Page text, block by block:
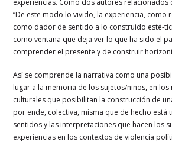
“De este modo lo vivido, la experiencia, como
como dador de sentido a lo construido esté-
como ventana que deja ver lo que ha sido el
comprender el presente y de construir
Así se comprende la narrativa como una
lugar a la memoria de los sujetos/niños, en los
culturales que posibilitan la construcción de
por ende, colectiva, misma que de hecho está
sentidos y las interpretaciones que hacen los
experiencias en los contextos de violencia